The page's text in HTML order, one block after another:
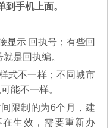
到手机上面。
显示 回执号；有些回
是回执编。
式不一样；不同城市
能不一样。
限制的为6个月，建
生效，需要重新办